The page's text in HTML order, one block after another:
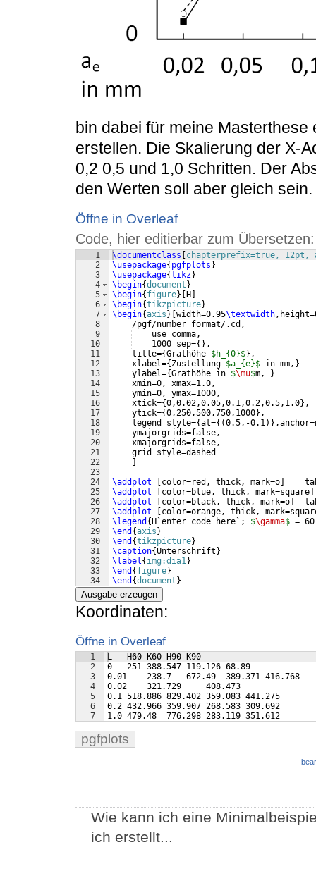
bin dabei für meine
erstellen. Die Skalierung der X-
0,2 0,5 und 1,0 Schritten. Der
den Werten soll aber gleich sein.
Öffne in Overleaf
Code, hier editierbar zum Übersetzen:
1
2
3
4
5
6
7
8
9
10
11
12
13
14
15
16
17
18
19
20
21
22
23
24
25
26
27
28
29
30
31
32
33
34
\documentclass
chapterprefix=true, 12pt,
\usepackage{ pgfplots }
\usepackage{tikz}
\begin{document }
\begin{ figure} H
\begin{tikzpicture}
\begin{axis } width=0.95\textwidth
    /pgf/number format/.cd,
    use comma,
    1000 sep=
{ } ,
    title=
{Grathöhe $h_{0}$} ,
    xlabel=
{ Zustellung $a_{e}$ in mm, }
    ylabel=
{Grathöhe in $\mu$m,
}
    xmin=0, xmax=1.0,
    ymin=0, ymax=1000,
    xtick=
{0,0.02,0.05,0.1,0.2,0.5,1.0} ,
    ytick=
{0,250,500,750,1000} ,
    legend style=
{at={(0.5,-0.1)}
    ymajorgrids=false,
    xmajorgrids=false,
    grid style=dashed
\addplot
color=red, thick, mark=o
\addplot
color=blue, thick, mark=square
\addplot
color=black, thick, mark=o
\addplot
color=orange, thick,
\legend { H`enter code here`; $\gamma$ =
\end {axis }
\end {tikzpicture}
\caption{Unterschrift }
\label{ img:dia1}
\end { figure}
\end {document }
Ausgabe erzeugen
Koordinaten:
Öffne in Overleaf
1
2
3
4
5
6
7
L   H60 K60 H90 K90
0   251 388.547 119.126 68.89
0.01    238.7   672.49  389.371 416.768
0.02    321.729     408.473
0.1 518.886 829.402 359.083 441.275
0.2 432.966 359.907 268.583 309.692
1.0 479.48  776.298 283.119 351.612
pgfplots
Wie kann ich eine
ich erstellt...